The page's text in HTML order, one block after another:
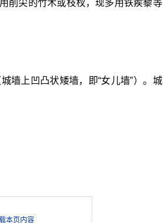
削尖的竹木或枝杈，现多用铁蒺藜等
墙上凹凸状矮墙，即“女儿墙”）。城
载本页内容